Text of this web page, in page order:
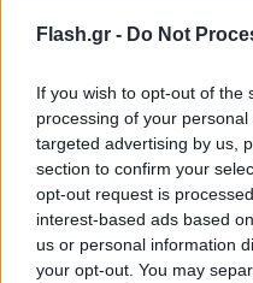
Flash.gr - Do Not
If you wish to opt-out of the
processing of your
targeted advertising by us,
section to confirm your
opt-out request is
interest-based ads based
us or personal information
your opt-out. You may